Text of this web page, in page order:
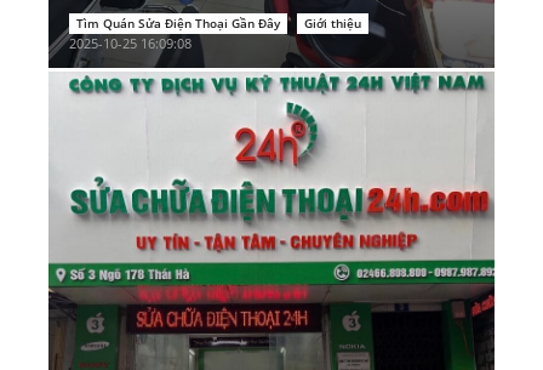
Tìm Quán Sửa Điện Thoại Gần Đây Giới thiệu
2025-10-25 16:09:08